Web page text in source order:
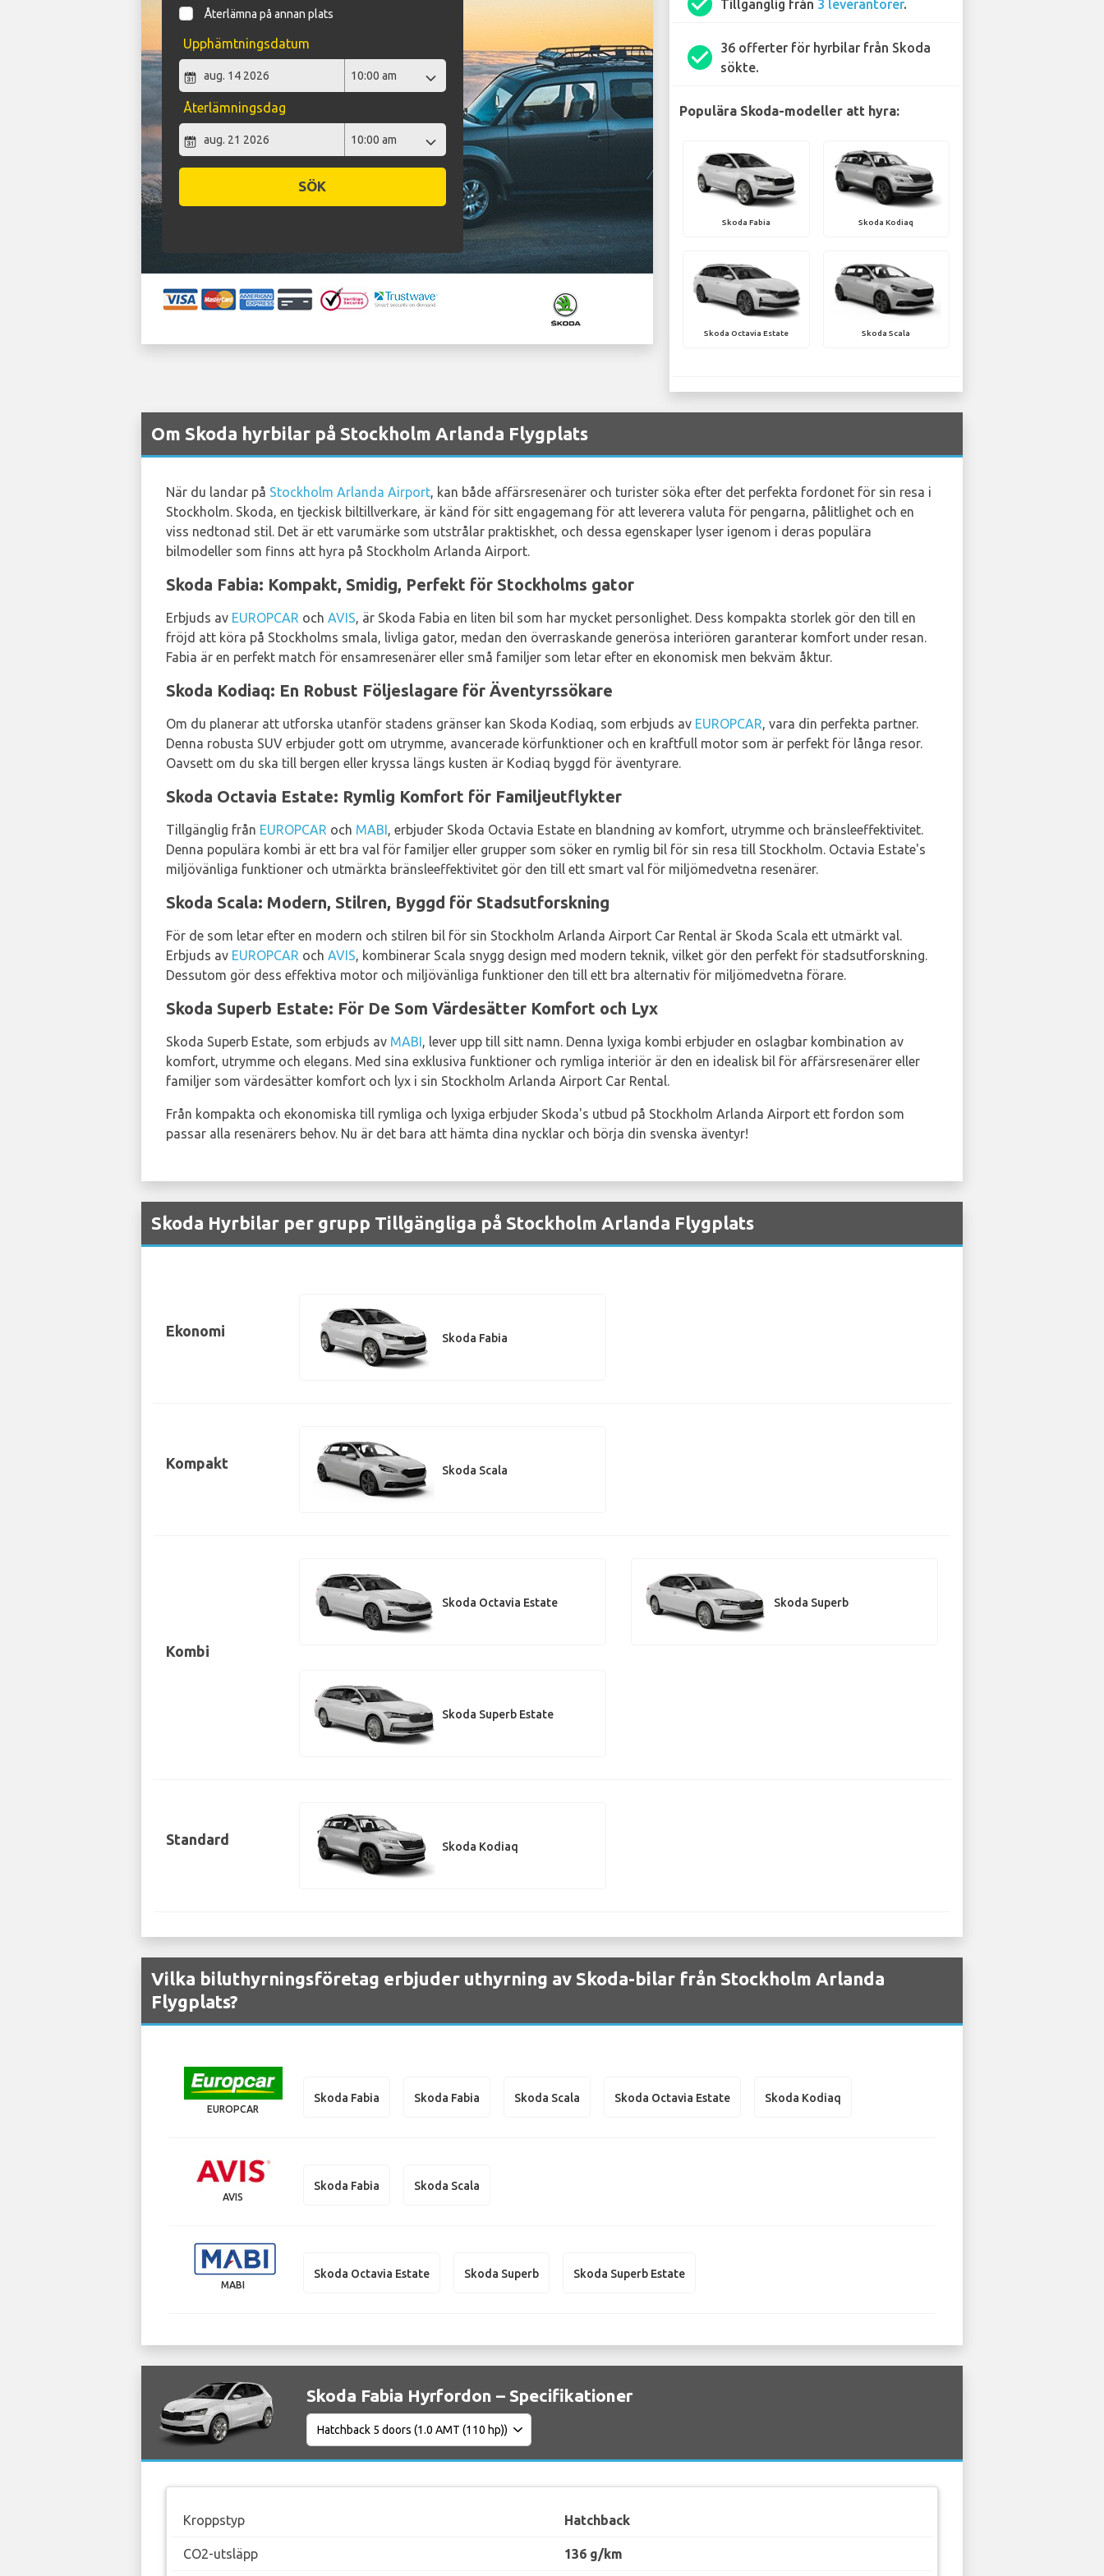
Återlämna på annan plats
Upphämtningsdatum
Återlämningsdag
SÖK
Tillgänglig från 3 leverantörer.
check_circle
36 offerter för hyrbilar från Skoda
sökte.
Populära Skoda-modeller att hyra:
Skoda Fabia Skoda Kodiaq
Skoda Octavia Estate Skoda Scala
Om Skoda hyrbilar på Stockholm Arlanda Flygplats
När du landar på Stockholm Arlanda Airport, kan både affärsresenärer och turister söka efter det perfekta fordonet för sin resa i
Stockholm. Skoda, en tjeckisk biltillverkare, är känd för sitt engagemang för att leverera valuta för pengarna, pålitlighet och en
viss nedtonad stil. Det är ett varumärke som utstrålar praktiskhet, och dessa egenskaper lyser igenom i deras populära
bilmodeller som finns att hyra på Stockholm Arlanda Airport.
Skoda Fabia: Kompakt, Smidig, Perfekt för Stockholms gator
Erbjuds av EUROPCAR och AVIS, är Skoda Fabia en liten bil som har mycket personlighet. Dess kompakta storlek gör den till en
fröjd att köra på Stockholms smala, livliga gator, medan den överraskande generösa interiören garanterar komfort under resan.
Fabia är en perfekt match för ensamresenärer eller små familjer som letar efter en ekonomisk men bekväm åktur.
Skoda Kodiaq: En Robust Följeslagare för Äventyrssökare
Om du planerar att utforska utanför stadens gränser kan Skoda Kodiaq, som erbjuds av EUROPCAR, vara din perfekta partner.
Denna robusta SUV erbjuder gott om utrymme, avancerade körfunktioner och en kraftfull motor som är perfekt för långa resor.
Oavsett om du ska till bergen eller kryssa längs kusten är Kodiaq byggd för äventyrare.
Skoda Octavia Estate: Rymlig Komfort för Familjeutflykter
Tillgänglig från EUROPCAR och MABI, erbjuder Skoda Octavia Estate en blandning av komfort, utrymme och bränsleeffektivitet.
Denna populära kombi är ett bra val för familjer eller grupper som söker en rymlig bil för sin resa till Stockholm. Octavia Estate's
miljövänliga funktioner och utmärkta bränsleeffektivitet gör den till ett smart val för miljömedvetna resenärer.
Skoda Scala: Modern, Stilren, Byggd för Stadsutforskning
För de som letar efter en modern och stilren bil för sin Stockholm Arlanda Airport Car Rental är Skoda Scala ett utmärkt val.
Erbjuds av EUROPCAR och AVIS, kombinerar Scala snygg design med modern teknik, vilket gör den perfekt för stadsutforskning.
Dessutom gör dess effektiva motor och miljövänliga funktioner den till ett bra alternativ för miljömedvetna förare.
Skoda Superb Estate: För De Som Värdesätter Komfort och Lyx
Skoda Superb Estate, som erbjuds av MABI, lever upp till sitt namn. Denna lyxiga kombi erbjuder en oslagbar kombination av
komfort, utrymme och elegans. Med sina exklusiva funktioner och rymliga interiör är den en idealisk bil för affärsresenärer eller
familjer som värdesätter komfort och lyx i sin Stockholm Arlanda Airport Car Rental.
Från kompakta och ekonomiska till rymliga och lyxiga erbjuder Skoda's utbud på Stockholm Arlanda Airport ett fordon som
passar alla resenärers behov. Nu är det bara att hämta dina nycklar och börja din svenska äventyr!
Skoda Hyrbilar per grupp Tillgängliga på Stockholm Arlanda Flygplats
Ekonomi Skoda Fabia
Kompakt Skoda Scala
Kombi
Skoda Octavia Estate Skoda Superb
Skoda Superb Estate
Standard Skoda Kodiaq
Vilka biluthyrningsföretag erbjuder uthyrning av Skoda-bilar från Stockholm Arlanda
Flygplats?
EUROPCAR
Skoda Fabia Skoda Fabia Skoda Scala Skoda Octavia Estate Skoda Kodiaq
AVIS
Skoda Fabia Skoda Scala
MABI
Skoda Octavia Estate Skoda Superb Skoda Superb Estate
Skoda Fabia Hyrfordon – Specifikationer
Kroppstyp Hatchback
CO2-utsläpp 136 g/km